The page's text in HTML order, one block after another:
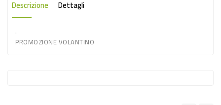
-
Descrizione Dettagli
.
PROMOZIONE VOLANTINO